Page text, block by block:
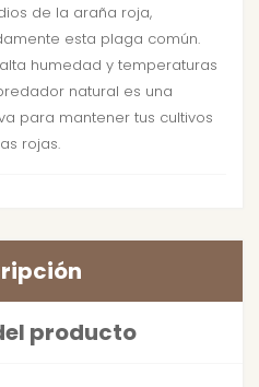
de la araña roja,
esta plaga común.
humedad y temperaturas
natural es una
para mantener tus cultivos
rojas.
producto